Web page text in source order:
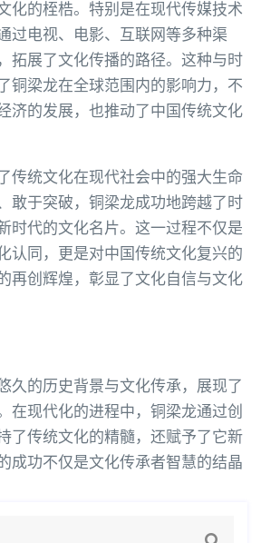
化的桎梏。特别是在现代传媒技术
过电视、电影、互联网等多种渠
拓展了文化传播的路径。这种与时
铜梁龙在全球范围内的影响力，不
济的发展，也推动了中国传统文化
传统文化在现代社会中的强大生命
敢于突破，铜梁龙成功地跨越了时
时代的文化名片。这一过程不仅是
认同，更是对中国传统文化复兴的
再创辉煌，彰显了文化自信与文化
久的历史背景与文化传承，展现了
在现代化的进程中，铜梁龙通过创
了传统文化的精髓，还赋予了它新
成功不仅是文化传承者智慧的结晶